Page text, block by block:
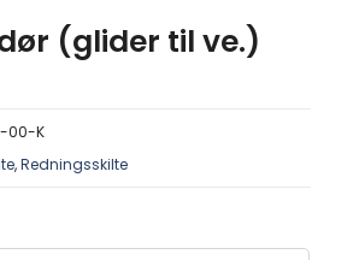
(glider til ve.)
00-K
,Redningsskilte